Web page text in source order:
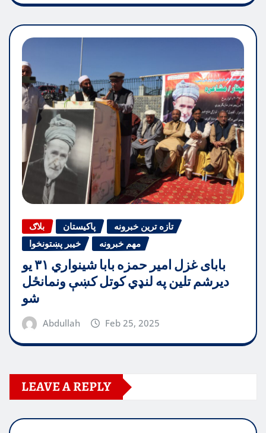
بلاګ پاکیستان
تازه ترین خبرونه
خیبر پښتونخوا
مهم خبرونه
بابای غزل امیر حمزه بابا شینواري ۳۱ یو
دیرشم تلین په لنډي کوتل کښې ونمانځل
شو
Abdullah Feb 25, 2025
LEAVE A REPLY